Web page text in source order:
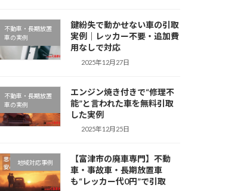
不動車・長期放置
車の実例
鍵紛失で動かせない車の引取
実例｜レッカー不要・追加費
用なしで対応
2025年12月27日
不動車・長期放置
車の実例
エンジン焼き付きで“修理不
能”と言われた車を無料引取
した実例
2025年12月25日
地域対応事例
【富津市の廃車専門】不動
車・事故車・長期放置車
も“レッカー代0円”で引取